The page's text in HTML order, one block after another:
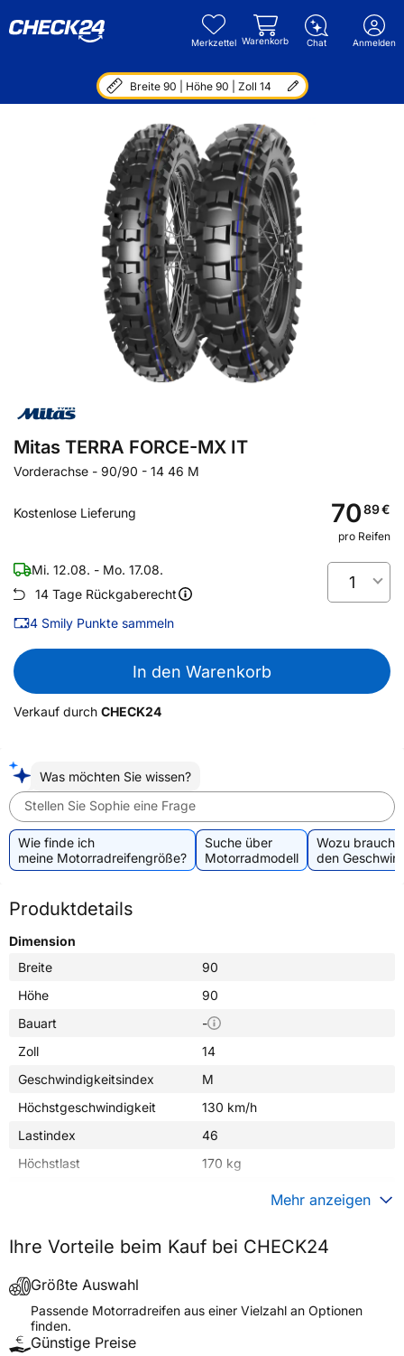
Merkzettel Warenkorb Chat Anmelden
Breite 90 | Höhe 90 | Zoll 14
Mitas TERRA FORCE-MX IT
Vorderachse - 90/90 - 14 46 M
Kostenlose Lieferung 7089€
pro Reifen
Mi. 12.08. - Mo. 17.08.
14 Tage Rückgaberecht
4 Smily Punkte sammeln
1
In den Warenkorb
Verkauf durch CHECK24
Was möchten Sie wissen?
Stellen Sie Sophie eine Frage
Wie finde ich
meine Motorradreifengröße?
Suche über
Motorradmodell
Wozu
den
Produktdetails
Dimension
Breite
90
Höhe
90
Bauart
-
Zoll
14
Geschwindigkeitsindex
M
Höchstgeschwindigkeit
130 km/h
Lastindex
46
Höchstlast
170 kg
Fahrzeugtyp
Motorrad
Verwendung
Modellname
TERRA FORCE-MX IT
Reifenposition
Mehr anzeigen
Ihre Vorteile beim Kauf bei CHECK24
Größte Auswahl
Passende Motorradreifen aus einer Vielzahl an Optionen
finden.
Günstige Preise